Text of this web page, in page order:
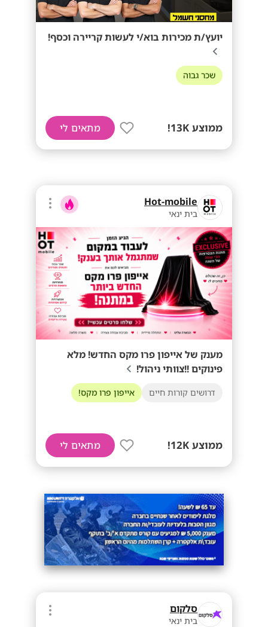
יועץ/ת מכירות בוא/י לעשות קריירה וכסף!
שכר גבוה
ממוצע 13K! מתאים לי
Hot-mobile
בית ינאי
מענק של אייפון פרו מקס החדש! מלא
פינוקים !!צוותי ניהול!
דרושים קורות חיים אייפון פרו מקס!
ממוצע 12K! מתאים לי
סלקום
בית ינאי